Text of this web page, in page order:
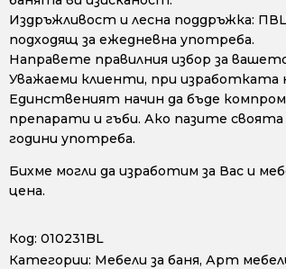
Издръжливост и лесна поддръжка:
подходящ за ежедневна употреба.
Направете правилния избор за
Уважаеми клиенти, при изработката
Единственият начин да бъде
препарати и гъби. Ако пазите
години употреба.
Бихме могли да изработим за Вас и
цена.
Код: 010231BL
Категории: Мебели за баня, Арт